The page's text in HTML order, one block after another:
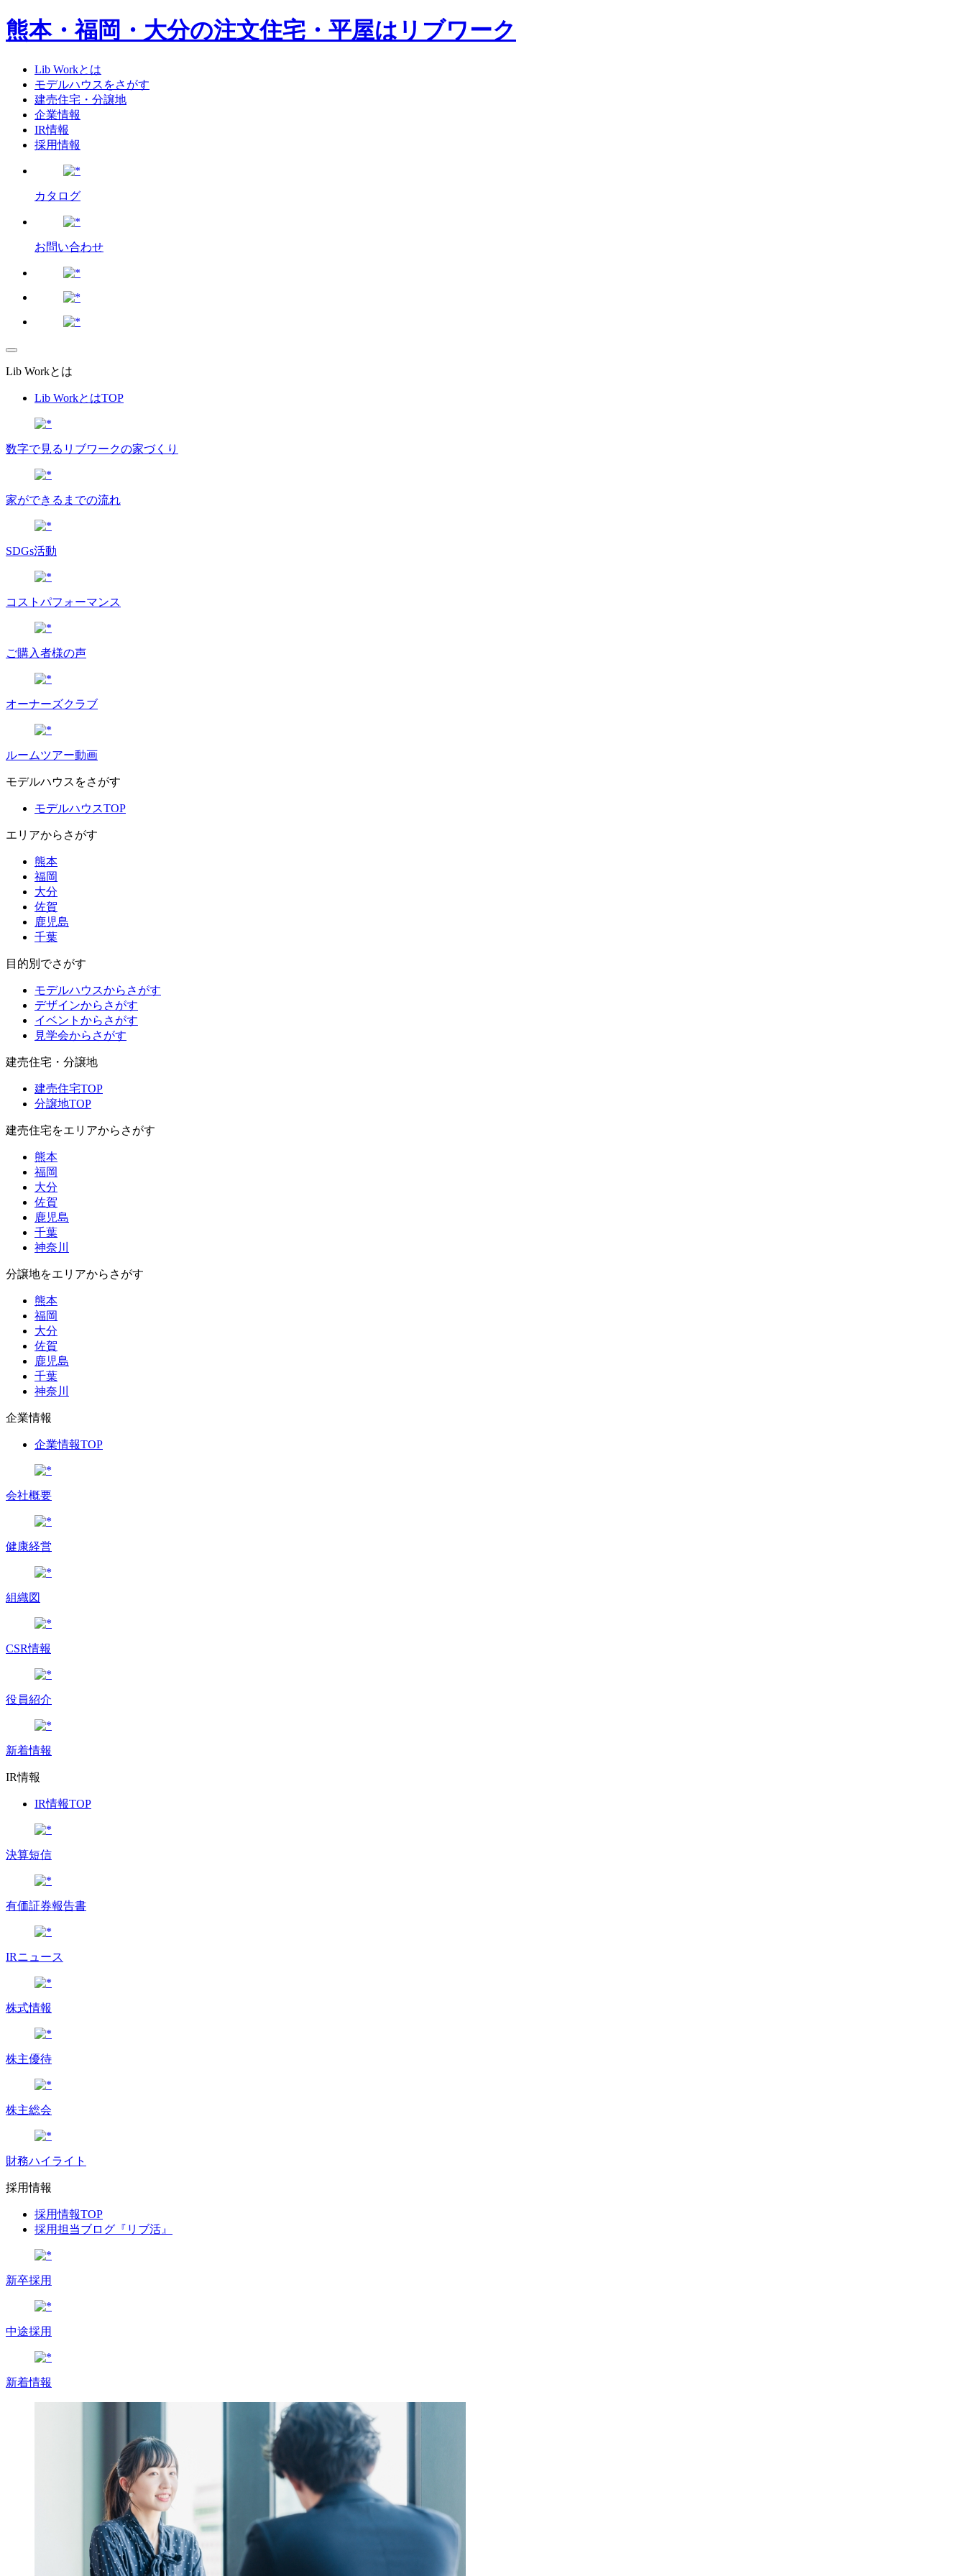
熊本・福岡・大分の注文住宅・平屋はリブワーク
Lib Workとは
モデルハウスをさがす
建売住宅・分譲地
企業情報
IR情報
採用情報
カタログ
お問い合わせ
Lib Workとは
Lib WorkとはTOP
数字で⾒るリブワークの家づくり
家ができるまでの流れ
SDGs活動
コストパフォーマンス
ご購入者様の声
オーナーズクラブ
ルームツアー動画
モデルハウスをさがす
モデルハウスTOP
エリアからさがす
熊本
福岡
大分
佐賀
鹿児島
千葉
目的別でさがす
モデルハウスからさがす
デザインからさがす
イベントからさがす
見学会からさがす
建売住宅・分譲地
建売住宅TOP
分譲地TOP
建売住宅をエリアからさがす
熊本
福岡
大分
佐賀
鹿児島
千葉
神奈川
分譲地をエリアからさがす
熊本
福岡
大分
佐賀
鹿児島
千葉
神奈川
企業情報
企業情報TOP
会社概要
健康経営
組織図
CSR情報
役員紹介
新着情報
IR情報
IR情報TOP
決算短信
有価証券報告書
IRニュース
株式情報
株主優待
株主総会
財務ハイライト
採用情報
採用情報TOP
採用担当ブログ『リブ活』
新卒採用
中途採用
新着情報